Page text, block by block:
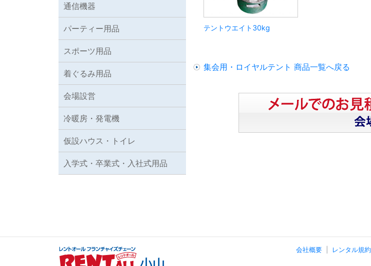
テントウエイト30kg
集会用・ロイヤルテント 商品一覧へ戻る
通信機器
パーティー用品
スポーツ用品
着ぐるみ用品
会場設営
冷暖房・発電機
仮設ハウス・トイレ
入学式・卒業式・入社式用品
会社概要 レンタル規約